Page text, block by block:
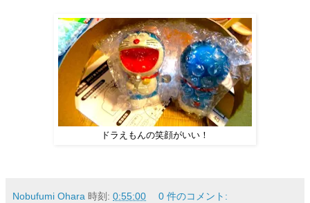
ドラえもんの笑顔がいい！
Nobufumi Ohara 時刻: 0:55:00 0 件のコメント: